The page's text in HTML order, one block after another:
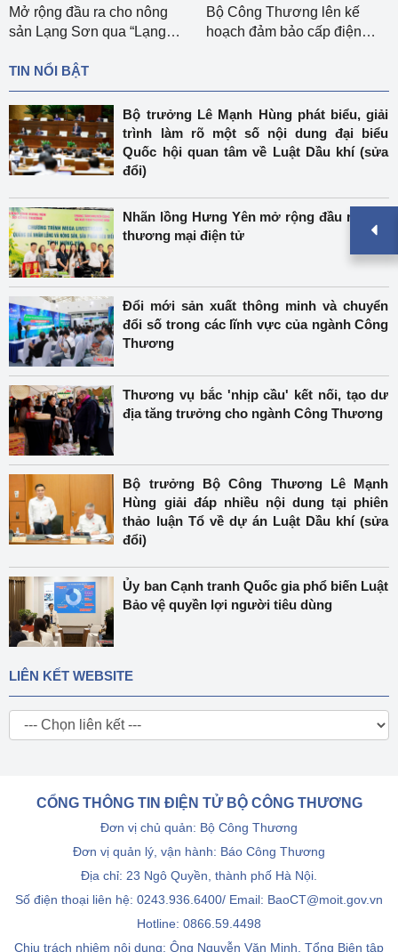
Mở rộng đầu ra cho nông
sản Lạng Sơn qua “Lạng
Bộ Công Thương lên kế
hoạch đảm bảo cấp điện
TIN NỔI BẬT
Bộ trưởng Lê Mạnh Hùng phát biểu, giải
trình làm rõ một số nội dung đại biểu
Quốc hội quan tâm về Luật Dầu khí (sửa
đổi)
Nhãn lồng Hưng Yên mở rộng đầu ra nhờ
thương mại điện tử
Đổi mới sản xuất thông minh và chuyển
đổi số trong các lĩnh vực của ngành Công
Thương
Thương vụ bắc 'nhịp cầu' kết nối, tạo dư
địa tăng trưởng cho ngành Công Thương
Bộ trưởng Bộ Công Thương Lê Mạnh
Hùng giải đáp nhiều nội dung tại phiên
thảo luận Tổ về dự án Luật Dầu khí (sửa
đổi)
Ủy ban Cạnh tranh Quốc gia phổ biến Luật
Bảo vệ quyền lợi người tiêu dùng
LIÊN KẾT WEBSITE
CỔNG THÔNG TIN ĐIỆN TỬ BỘ CÔNG THƯƠNG
Đơn vị chủ quản: Bộ Công Thương
Đơn vị quản lý, vận hành: Báo Công Thương
Địa chỉ: 23 Ngô Quyền, thành phố Hà Nội.
Số điện thoại liên hệ: 0243.936.6400/ Email: BaoCT@moit.gov.vn
Hotline: 0866.59.4498
Chịu trách nhiệm nội dung: Ông Nguyễn Văn Minh, Tổng Biên tập